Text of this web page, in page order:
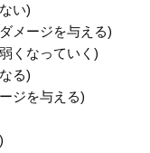
い)
メージを与える)
くなっていく)
る)
ジを与える)